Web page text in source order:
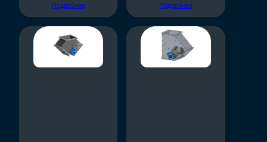
Подробнее Подробнее